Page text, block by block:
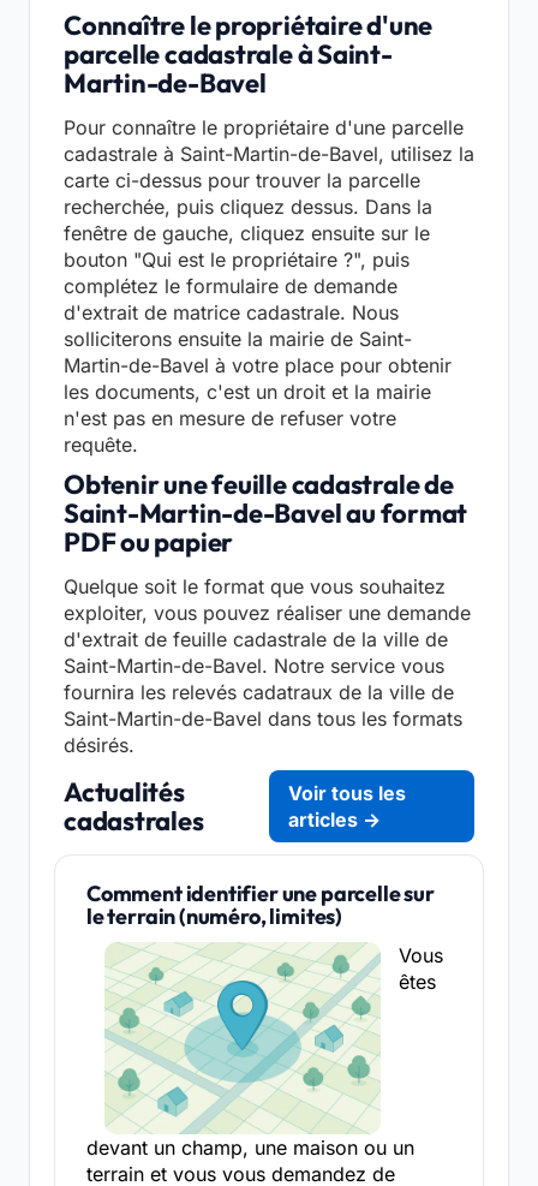
Connaître le propriétaire d'une
parcelle cadastrale à Saint-
Martin-de-Bavel
Pour connaître le propriétaire d'une parcelle
cadastrale à Saint-Martin-de-Bavel, utilisez la
carte ci-dessus pour trouver la parcelle
recherchée, puis cliquez dessus. Dans la
fenêtre de gauche, cliquez ensuite sur le
bouton "Qui est le propriétaire ?", puis
complétez le formulaire de demande
d'extrait de matrice cadastrale. Nous
solliciterons ensuite la mairie de Saint-
Martin-de-Bavel à votre place pour obtenir
les documents, c'est un droit et la mairie
n'est pas en mesure de refuser votre
requête.
Obtenir une feuille cadastrale de
Saint-Martin-de-Bavel au format
PDF ou papier
Quelque soit le format que vous souhaitez
exploiter, vous pouvez réaliser une demande
d'extrait de feuille cadastrale de la ville de
Saint-Martin-de-Bavel. Notre service vous
fournira les relevés cadatraux de la ville de
Saint-Martin-de-Bavel dans tous les formats
désirés.
Actualités
cadastrales
Voir tous les
articles →
Comment identifier une parcelle sur
le terrain (numéro, limites)
Vous
êtes
devant un champ, une maison ou un
terrain et vous vous demandez de